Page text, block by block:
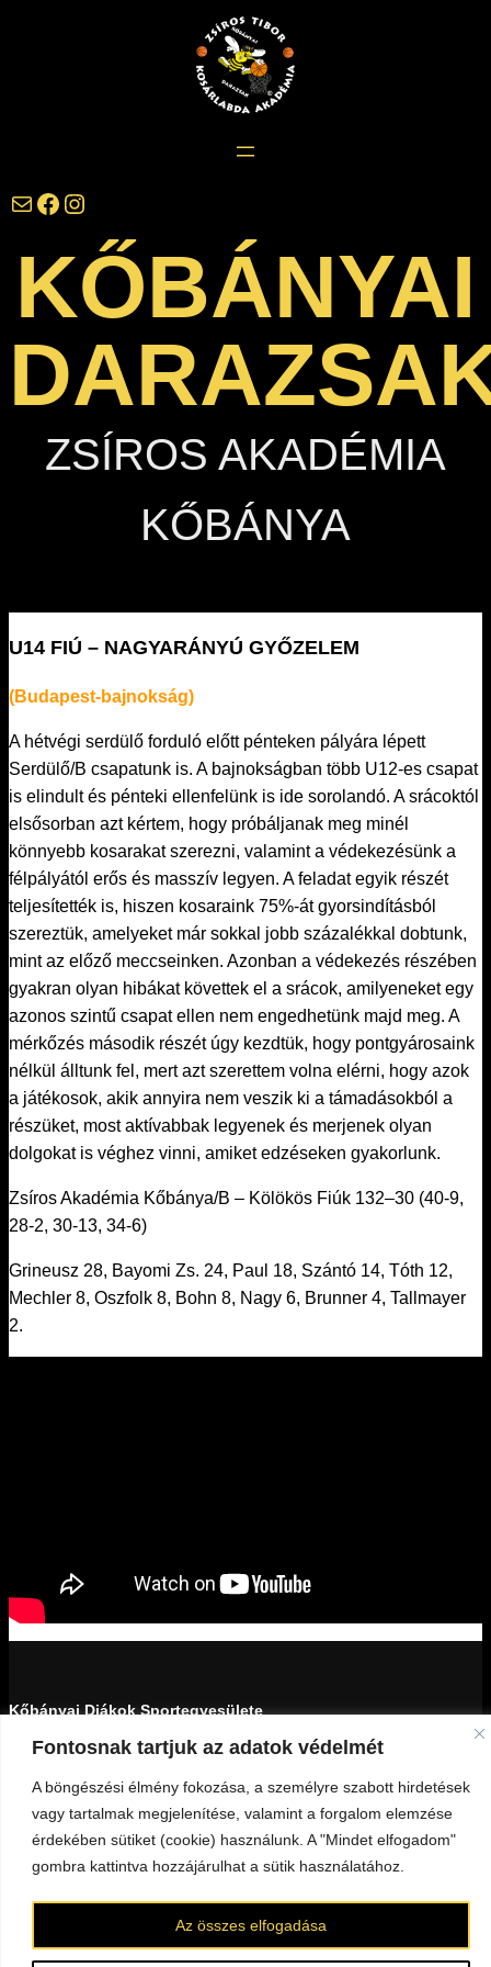
Fontosnak tartjuk az adatok védelmét
A böngészési élmény fokozása, a személyre szabott hirdetések
vagy tartalmak megjelenítése, valamint a forgalom elemzése
érdekében sütiket (cookie) használunk. A "Mindet elfogadom"
gombra kattintva hozzájárulhat a sütik használatához.
Az összes elfogadása
darazsak@darazsak.hu @kobanyaidarazsak @darazsak
KŐBÁNYAI
ZSÍROS AKADÉMIA
KŐBÁNYA
U14 FIÚ – NAGYARÁNYÚ GYŐZELEM
(Budapest-bajnokság)
A hétvégi serdülő forduló előtt pénteken pályára lépett
Serdülő/B csapatunk is. A bajnokságban több U12-es csapat
is elindult és pénteki ellenfelünk is ide sorolandó. A srácoktól
elsősorban azt kértem, hogy próbáljanak meg minél
könnyebb kosarakat szerezni, valamint a védekezésünk a
félpályától erős és masszív legyen. A feladat egyik részét
teljesítették is, hiszen kosaraink 75%-át gyorsindításból
szereztük, amelyeket már sokkal jobb százalékkal dobtunk,
mint az előző meccseinken. Azonban a védekezés részében
gyakran olyan hibákat követtek el a srácok, amilyeneket egy
azonos szintű csapat ellen nem engedhetünk majd meg. A
mérkőzés második részét úgy kezdtük, hogy pontgyárosaink
nélkül álltunk fel, mert azt szerettem volna elérni, hogy azok
a játékosok, akik annyira nem veszik ki a támadásokból a
részüket, most aktívabbak legyenek és merjenek olyan
dolgokat is véghez vinni, amiket edzéseken gyakorlunk.
Zsíros Akadémia Kőbánya/B – Kölökös Fiúk 132–30 (40-9,
28-2, 30-13, 34-6)
Grineusz 28, Bayomi Zs. 24, Paul 18, Szántó 14, Tóth 12,
Mechler 8, Oszfolk 8, Bohn 8, Nagy 6, Brunner 4, Tallmayer
2.
Kőbányai Diákok Sportegyesülete
1103 Budapest, Kada utca 27-29.
18159439-1-42
Minden jog fenntartva © 2023 KDSE
KAPCSOLAT
darazsak@darazsak.hu @kobanyaidarazsak @darazsak Kőbányai Darazsak csatorna Darazsak Online Basketball csatorna